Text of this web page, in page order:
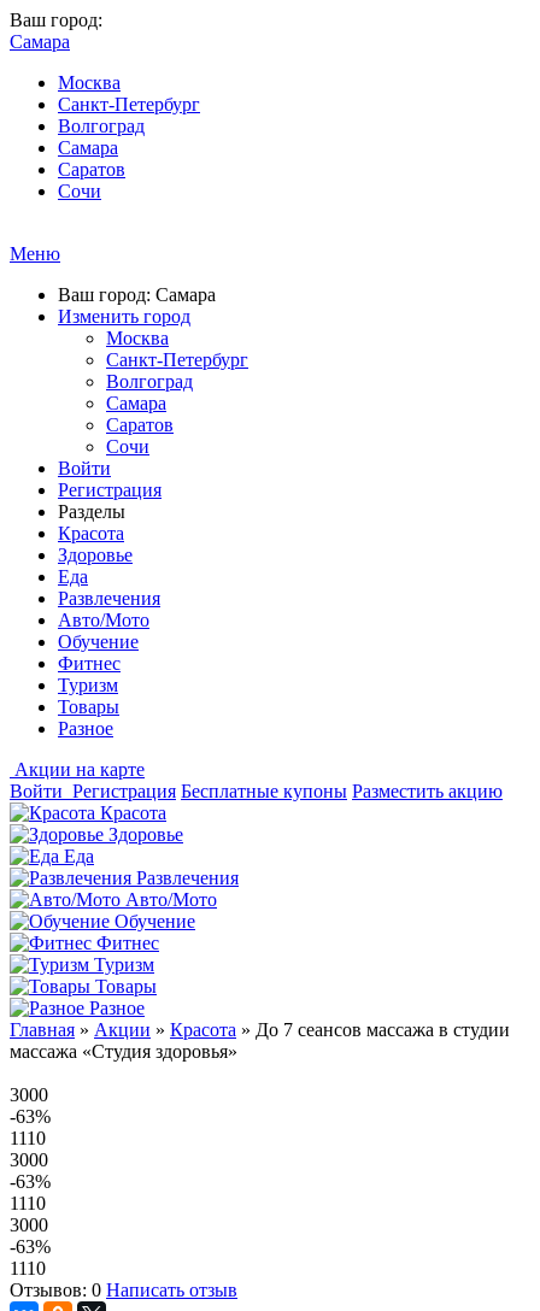
Ваш город:
Самара
Москва
Санкт-Петербург
Волгоград
Самара
Саратов
Сочи
Меню
Ваш город: Самара
Изменить город
Москва
Санкт-Петербург
Волгоград
Самара
Саратов
Сочи
Войти
Регистрация
Разделы
Красота
Здоровье
Еда
Развлечения
Авто/Мото
Обучение
Фитнес
Туризм
Товары
Разное
Акции на карте
Войти Регистрация Бесплатные купоны Разместить акцию
Красота
Здоровье
Еда
Развлечения
Авто/Мото
Обучение
Фитнес
Туризм
Товары
Разное
Главная » Акции » Красота » До 7 сеансов массажа в студии
массажа «Студия здоровья»
3000
-63%
1110
3000
-63%
1110
3000
-63%
1110
Отзывов: 0 Написать отзыв